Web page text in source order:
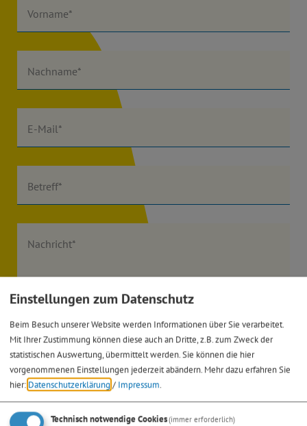
Vorname*
Nachname*
E-Mail*
Betreff*
Nachricht*
Ich habe dieDatenschutzerklärung gelesenund bin
damit einverstanden.*
*) Pflichtfeld
Einstellungen zum Datenschutz
Beim Besuch unserer Website werden Informationen über Sie verarbeitet.
Mit Ihrer Zustimmung können diese auch an Dritte, z.B. zum Zweck der
statistischen Auswertung, übermittelt werden. Sie können die hier
vorgenommenen Einstellungen jederzeit abändern. Mehr dazu erfahren Sie
hier: Datenschutzerklärung / Impressum.
Technisch notwendige Cookies(immer erforderlich)